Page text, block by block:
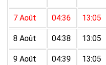
7 Août 04:36 13:05
8 Août 04:38 13:05
9 Août 04:39 13:05